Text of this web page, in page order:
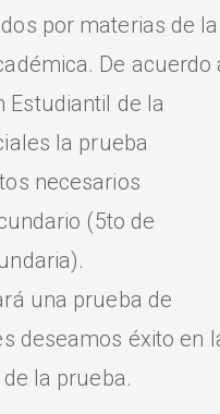
por materias de la
De acuerdo
Estudiantil de la
la prueba
necesarios
(5to de
una prueba de
deseamos éxito en
la prueba.